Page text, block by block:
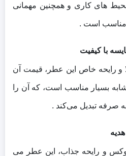
محیط‌ های کاری و همچنین مهمانی‌
است .
با کیفیت
و رایحه خاص این عطر، قیمت آن
بسیار مناسب است، که آن را
صرفه تبدیل می‌کند .
و رایحه جذاب، این عطر می‌